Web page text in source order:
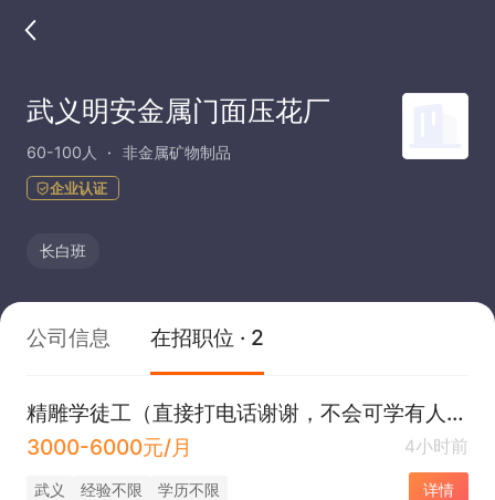
武义明安金属门面压花厂
60-100人 非金属矿物制品
企业认证
长白班
公司信息 在招职位 · 2
精雕学徒工（直接打电话谢谢，不会可学有人教）
3000-6000元/月
4小时前
武义 经验不限 学历不限 详情